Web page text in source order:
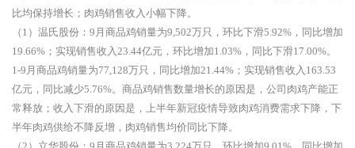
比均保持增长；肉鸡销售收入小幅下降。
（1）温氏股份：9月商品鸡销量为9,502万只，环比下滑5.92%，同比增加
19.66%；实现销售收入23.44亿元，环比增加1.03%，同比下滑17.00%。
1-9月商品鸡销量为77,128万只，同比增加21.44%；实现销售收入163.53
亿元，同比减少5.76%。商品鸡销售数量增长的原因是，公司肉鸡产能正
常释放；收入下滑的原因是，上半年新冠疫情导致肉鸡消费需求下降，下
半年肉鸡供给不降反增，肉鸡销售均价同比下降。